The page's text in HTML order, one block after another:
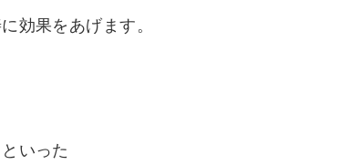
効果をあげます。
いった